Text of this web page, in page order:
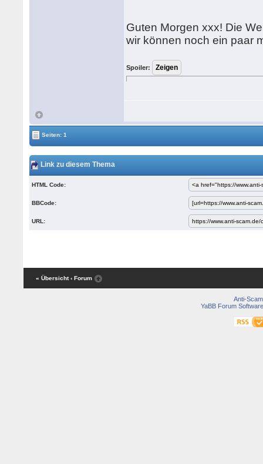
Guten Morgen xxx! Die
wir können noch ein paar
Spoiler:
Seiten: 1
Link zu diesem Thema
HTML Code:
BBCode:
URL:
« Übersicht ‹ Forum
Anti-Scam
YaBB Forum Software